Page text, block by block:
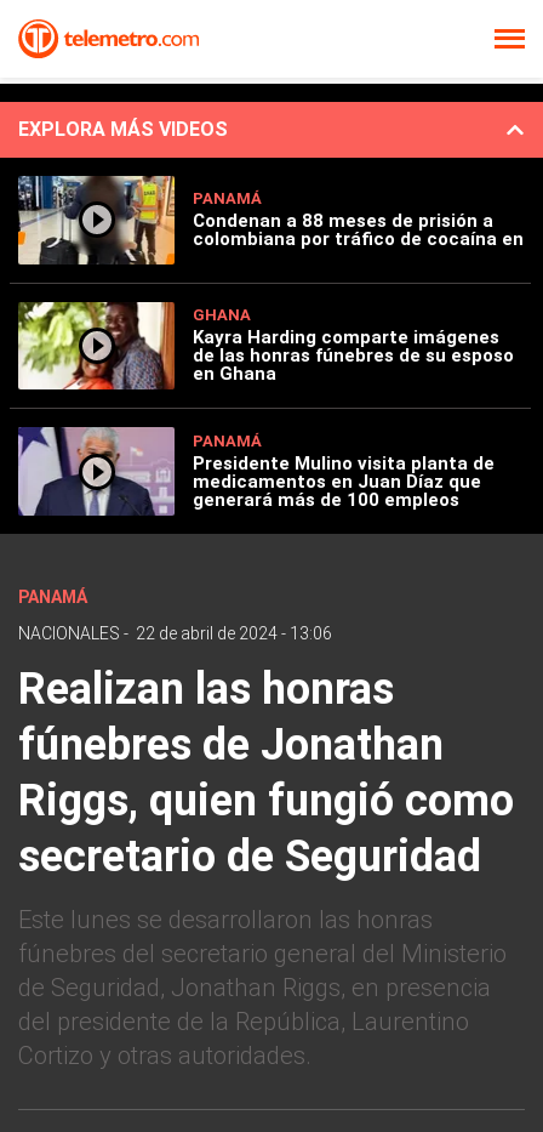
EXPLORA MÁS VIDEOS
PANAMÁ
Condenan a 88 meses de prisión a
colombiana por tráfico de cocaína en
GHANA
Kayra Harding comparte imágenes
de las honras fúnebres de su esposo
en Ghana
PANAMÁ
Presidente Mulino visita planta de
medicamentos en Juan Díaz que
generará más de 100 empleos
PANAMÁ
NACIONALES - 22 de abril de 2024 - 13:06
Realizan las honras
fúnebres de Jonathan
Riggs, quien fungió como
secretario de Seguridad
Este lunes se desarrollaron las honras
fúnebres del secretario general del Ministerio
de Seguridad, Jonathan Riggs, en presencia
del presidente de la República, Laurentino
Cortizo y otras autoridades.